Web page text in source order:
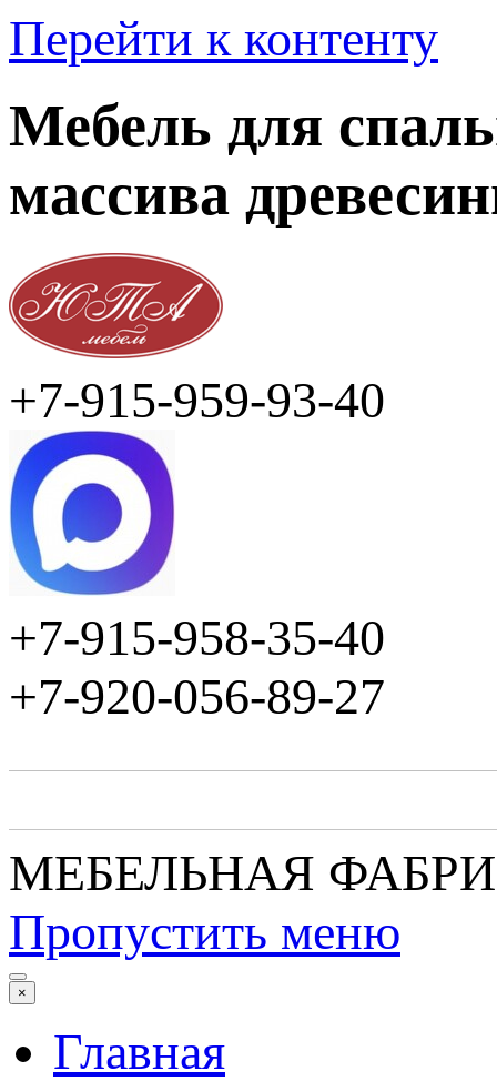
Перейти к контенту
Мебель для
массива
+7-915-959-93-40
+7-915-958-35-40
+7-920-056-89-27
МЕБЕЛЬНАЯ
Пропустить меню
×
Главная